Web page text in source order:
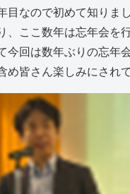
目なので初めて知りま
、ここ数年は忘年会を
今回は数年ぶりの忘年
め皆さん楽しみにされ